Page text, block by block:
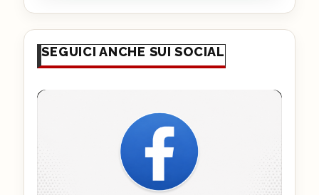
SEGUICI ANCHE SUI SOCIAL